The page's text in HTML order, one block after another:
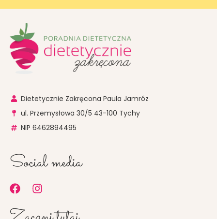
Dietetycznie Zakręcona Paula Jamróz
ul. Przemysłowa 30/5 43-100 Tychy
NIP 6462894495
Social media
F
a
c
I
n